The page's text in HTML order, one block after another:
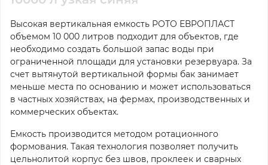
Высокая вертикальная емкость РОТО ЕВРОПЛАСТ
объемом 10 000 литров подходит для объектов, где
необходимо создать большой запас воды при
ограниченной площади для установки резервуара. За
счет вытянутой вертикальной формы бак занимает
меньше места по основанию и может использоваться
в частных хозяйствах, на фермах, производственных и
коммерческих объектах.
Емкость производится методом ротационного
формования. Такая технология позволяет получить
цельнолитой корпус без швов, проклеек и сварных